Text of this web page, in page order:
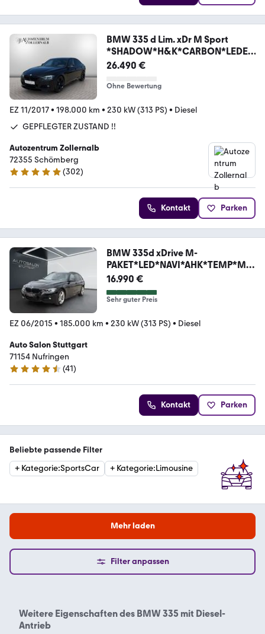
BMW 335 d Lim. xDr M Sport
*SHADOW*H&K*CARBON*LEDER
*
26.490 €
Ohne Bewertung
EZ 11/2017• 198.000 km • 230 kW (313 PS) • Diesel
GEPFLEGTER ZUSTAND !!
Autozentrum Zollernalb
72355 Schömberg
4.9 Sterne
(302)
Kontakt Parken
BMW 335d xDrive M-
PAKET*LED*NAVI*AHK*TEMP*MFL
*SHADOW
16.990 €
Sehr guter Preis
EZ 06/2015 • 185.000 km • 230 kW (313 PS) • Diesel
Auto Salon Stuttgart
71154 Nufringen
4.5 Sterne
(41)
Kontakt Parken
Beliebte passende Filter
+ Kategorie:SportsCar + Kategorie:Limousine
Mehr laden
Filter anpassen
Weitere Eigenschaften des BMW 335 mit Diesel-
Antrieb